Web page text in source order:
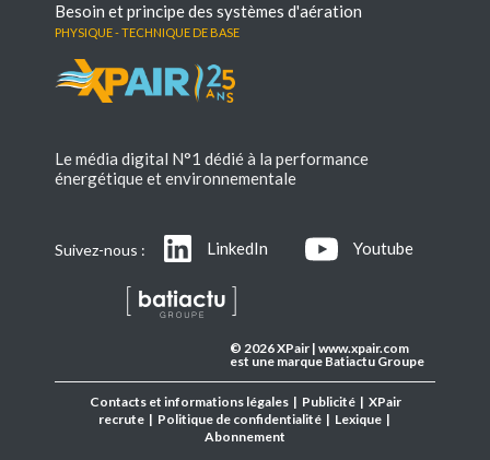
Besoin et principe des systèmes d'aération
Physique - Technique de base
Le média digital N°1 dédié à la performance
énergétique et environnementale
Suivez-nous : LinkedIn Youtube
© 2026 XPair | www.xpair.com
est une marque Batiactu Groupe
Contacts et informations légales| Publicité| XPair
recrute| Politique de confidentialité| Lexique|
Abonnement